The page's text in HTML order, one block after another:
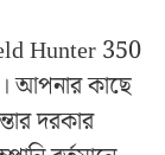
Hunter 350
আপনার কাছে
দরকার